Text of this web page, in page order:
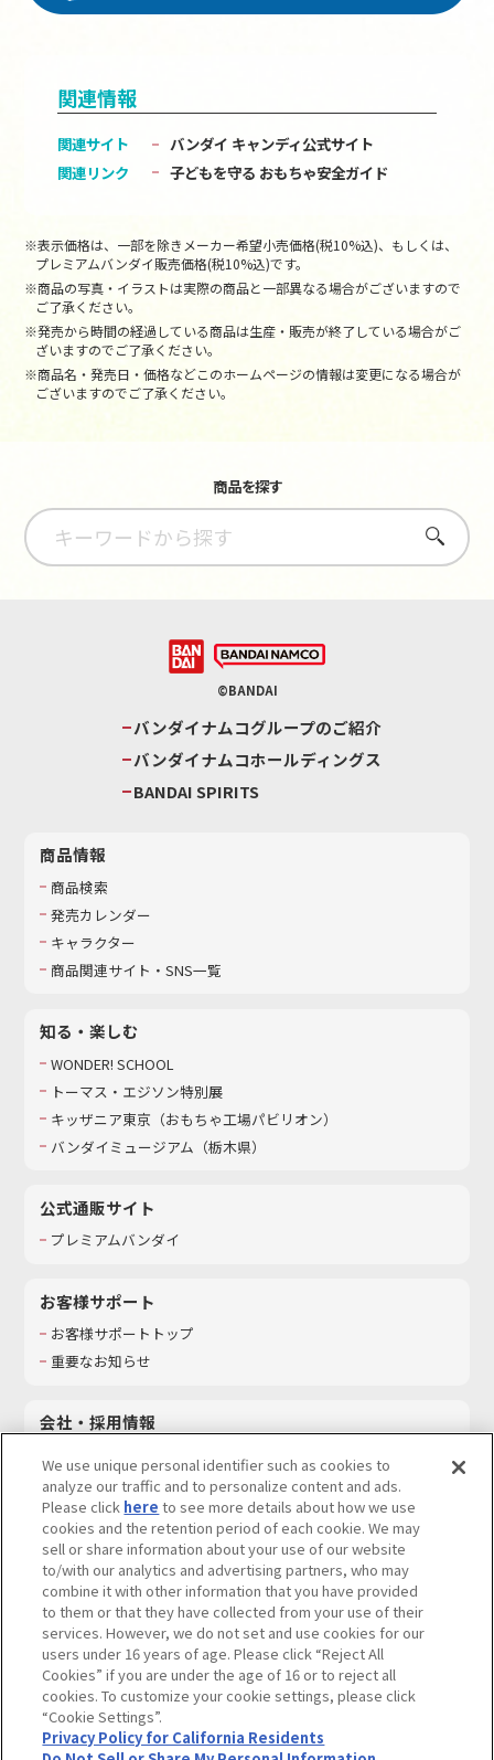
関連情報
関連サイト
バンダイ キャンディ公式サイト
関連リンク
子どもを守る おもちゃ安全ガイド
※表示価格は、一部を除きメーカー希望小売価格(税10%込)、もしくは、
プレミアムバンダイ販売価格(税10%込)です。
※商品の写真・イラストは実際の商品と一部異なる場合がございますので
ご了承ください。
※発売から時間の経過している商品は生産・販売が終了している場合がご
ざいますのでご了承ください。
※商品名・発売日・価格などこのホームページの情報は変更になる場合が
ございますのでご了承ください。
商品を探す
さがす
©BANDAI
バンダイナムコグループのご紹介
バンダイナムコホールディングス
BANDAI SPIRITS
商品情報
商品検索
発売カレンダー
キャラクター
商品関連サイト・SNS一覧
知る・楽しむ
WONDER! SCHOOL
トーマス・エジソン特別展
キッザニア東京（おもちゃ工場パビリオン）​
バンダイミュージアム（栃木県）
公式通販サイト
プレミアムバンダイ
お客様サポート
お客様サポートトップ
重要なお知らせ
会社・採用情報
採用情報
サステナビリティ
お問い合わせ
ウェブサイトご利用条件 ソーシャルメディアポリシー
個人情報及び特定個人情報等の取り扱いに関する保護方針
Do Not Sell or Share My Personal Information著作権・商標について
カスタマーハラスメントに対する基本的な対応方針
We use unique personal identifier such as cookies to
analyze our traffic and to personalize content and ads.
Please click here to see more details about how we use
cookies and the retention period of each cookie. We may
sell or share information about your use of our website
to/with our analytics and advertising partners, who may
combine it with other information that you have provided
to them or that they have collected from your use of their
services. However, we do not set and use cookies for our
users under 16 years of age. Please click “Reject All
Cookies” if you are under the age of 16 or to reject all
cookies. To customize your cookie settings, please click
“Cookie Settings”.
Privacy Policy for California Residents